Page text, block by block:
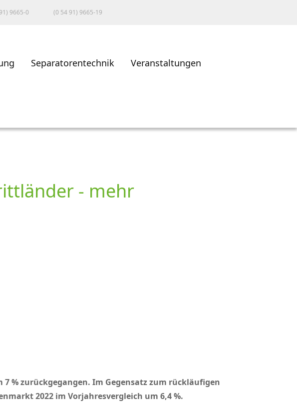
9665-0 (0 54 91) 9665-19
Separatorentechnik Veranstaltungen
- mehr
7%zurückgegangen. Im Gegensatz zum rückläufigen
2022 im Vorjahresvergleich um 6,4 %.